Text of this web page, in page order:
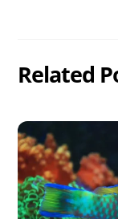
Related